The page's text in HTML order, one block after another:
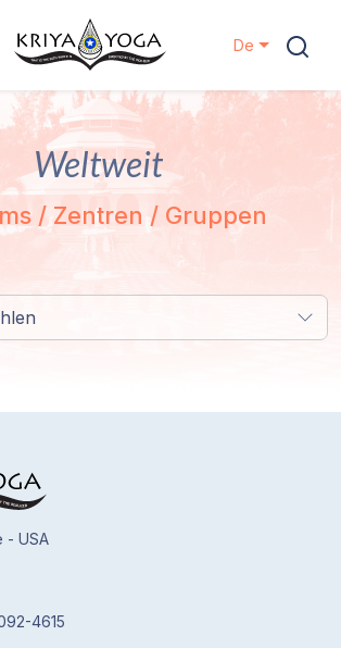
De
Weltweit
/ Zentren / Gruppen
- USA
4615